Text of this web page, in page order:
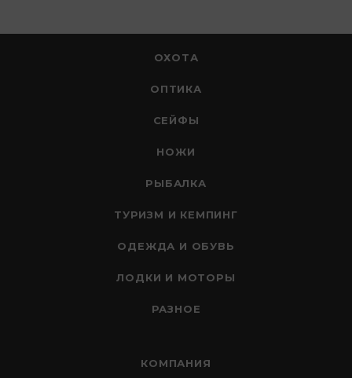
ОХОТА
ОПТИКА
СЕЙФЫ
НОЖИ
РЫБАЛКА
ТУРИЗМ И КЕМПИНГ
ОДЕЖДА И ОБУВЬ
ЛОДКИ И МОТОРЫ
РАЗНОЕ
КОМПАНИЯ